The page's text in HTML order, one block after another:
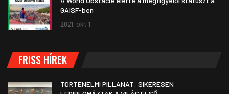
GAISF-ben
2021. okt 1
FRISS HÍREK
TÖRTÉNELMI PILLANAT: SIKERESEN